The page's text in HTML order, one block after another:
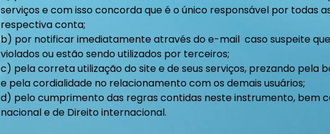
serviços e com isso concorda que é o único responsável por todas
respectiva conta;
b) por notificar imediatamente através do e-mail caso suspeite
violados ou estão sendo utilizados por terceiros;
c) pela correta utilização do site e de seus serviços, prezando pela
e pela cordialidade no relacionamento com os demais usuários;
d) pelo cumprimento das regras contidas neste instrumento, bem
nacional e de Direito internacional.